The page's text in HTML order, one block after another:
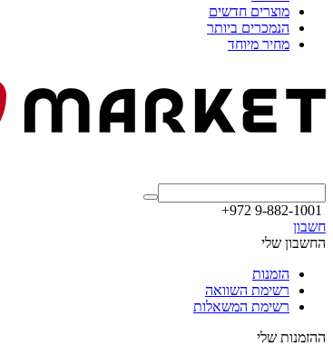
מוצרים חדשים
הנמכרים ביותר
מחיר מיוחד
+972 9-882-1001
חשבון
החשבון שלי
הזמנות
רשימת השוואה
רשימת המשאלות
ההזמנות שלי